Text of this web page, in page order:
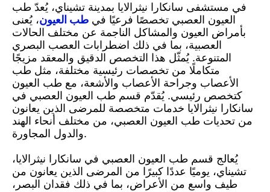
في مستشفى سانكارا نيثرالايا بمدينة تشيناي، يُعدّ طب
العيون العصبي تخصصًا فرعيًا في طب العيون، يُعنى
بأمراض العيون والمشاكل الناجمة عن مختلف الحالات
العصبية، بما في ذلك اضطرابات العصب البصري
المتنوعة. يُمثّل هذا التخصص الدقيق والمعقد مزيجًا
متكاملًا من تخصصات رئيسية مختلفة، مثل طب
الأعصاب وجراحة الأعصاب والأشعة، مع طب العيون
كتخصص رئيسي. يُقدّم قسم طب العيون العصبي في
سانكارا نيثرالايا خدمات متخصصة للمرضى الذين يعانون
من تحديات طب العيون العصبي، من مختلف أنحاء الهند
والدول المجاورة.
يُعالج قسم طب العيون العصبي في سانكارا نيثرالايا،
تشيناي، يوميًا عددًا كبيرًا من المرضى الذين يعانون من
طيف واسع من الأعراض، بما في ذلك فقدان البصر،